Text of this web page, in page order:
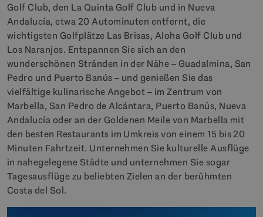
Golf Club, den La Quinta Golf Club und in Nueva
Andalucía, etwa 20 Autominuten entfernt, die
wichtigsten Golfplätze Las Brisas, Aloha Golf Club und
Los Naranjos. Entspannen Sie sich an den
wunderschönen Stränden in der Nähe – Guadalmina, San
Pedro und Puerto Banús – und genießen Sie das
vielfältige kulinarische Angebot – im Zentrum von
Marbella, San Pedro de Alcántara, Puerto Banús, Nueva
Andalucía oder an der Goldenen Meile von Marbella mit
den besten Restaurants im Umkreis von einem 15 bis 20
Minuten Fahrtzeit. Unternehmen Sie kulturelle Ausflüge
in nahegelegene Städte und unternehmen Sie sogar
Tagesausflüge zu beliebten Zielen an der berühmten
Costa del Sol.